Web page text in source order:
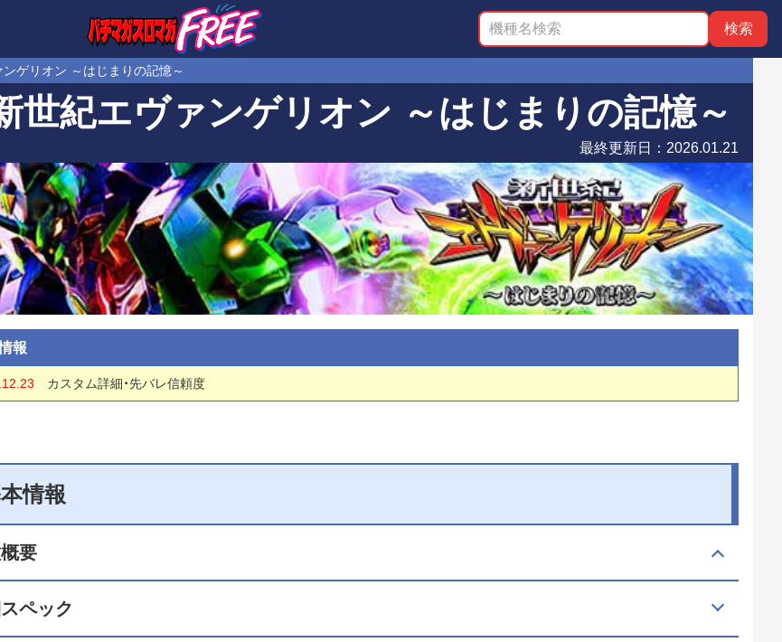
ゲリオン ～はじまりの記憶～
世紀エヴァンゲリオン ～はじまりの記憶～
最終更新日： 2026.01.21
情報
要
ペック
報
カスタム詳細・先バレ信頼度